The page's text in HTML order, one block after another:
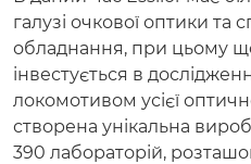
галузі очкової оптики та
обладнання, при цьому
інвестується в
локомотивом усієї
створена унікальна
390 лабораторій,